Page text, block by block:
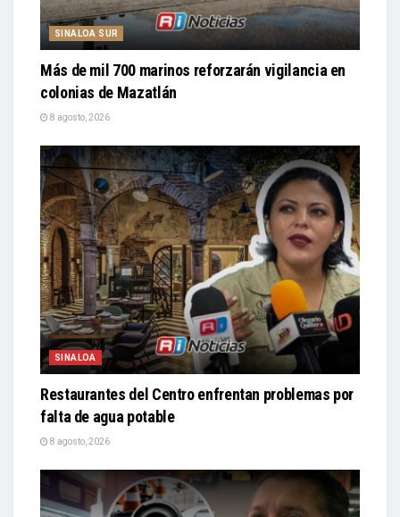
SINALOA SUR
Más de mil 700 marinos reforzarán vigilancia en
colonias de Mazatlán
8 agosto, 2026
SINALOA
Restaurantes del Centro enfrentan problemas por
falta de agua potable
8 agosto, 2026